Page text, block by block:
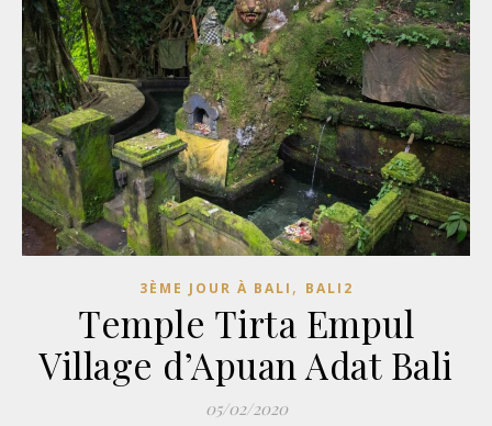
3ÈME JOUR À BALI , BALI2
Temple Tirta Empul
Village d’Apuan Adat Bali
05/02/2020